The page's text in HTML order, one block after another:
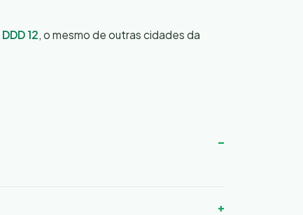
DDD 12, o mesmo de outras cidades da